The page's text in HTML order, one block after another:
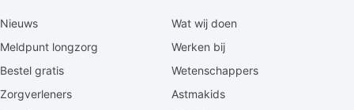
Secundaire
Nieuws
Wat wij doen
Meldpunt longzorg
Werken bij
Bestel gratis
Wetenschappers
Zorgverleners
Astmakids